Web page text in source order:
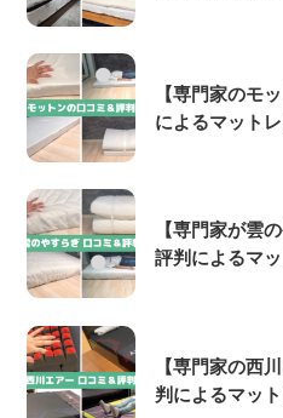
【専門家のモ
によるマット
【専門家が雲
評判によるマ
【専門家の西
判によるマッ